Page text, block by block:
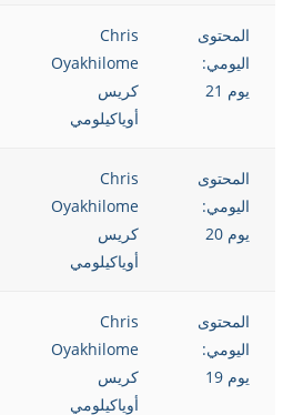
المحتوى
اليومي:
يوم 21
Chris
Oyakhilome
كريس
أوياكيلومي
المحتوى
اليومي:
يوم 20
Chris
Oyakhilome
كريس
أوياكيلومي
المحتوى
اليومي:
يوم 19
Chris
Oyakhilome
كريس
أوياكيلومي